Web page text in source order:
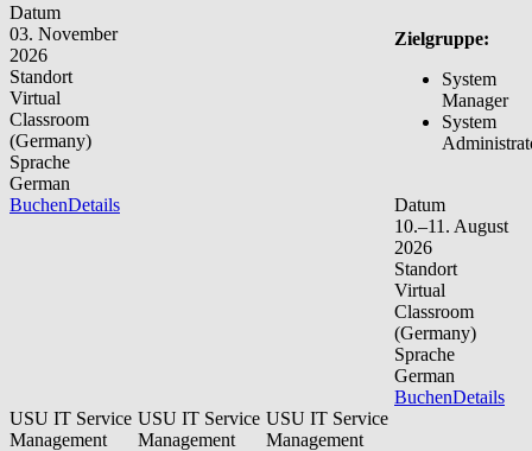
Datum
03. November
2026
Standort
Virtual
Classroom
(Germany)
Sprache
German
BuchenDetails
Zielgruppe:
System
Manager
System
Datum
10.–11. August
2026
Standort
Virtual
Classroom
(Germany)
Sprache
German
BuchenDetails
USU IT Service
Management
USU IT Service
Management
USU IT Service
Management